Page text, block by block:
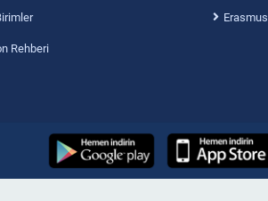
Rehberi
Erasmus